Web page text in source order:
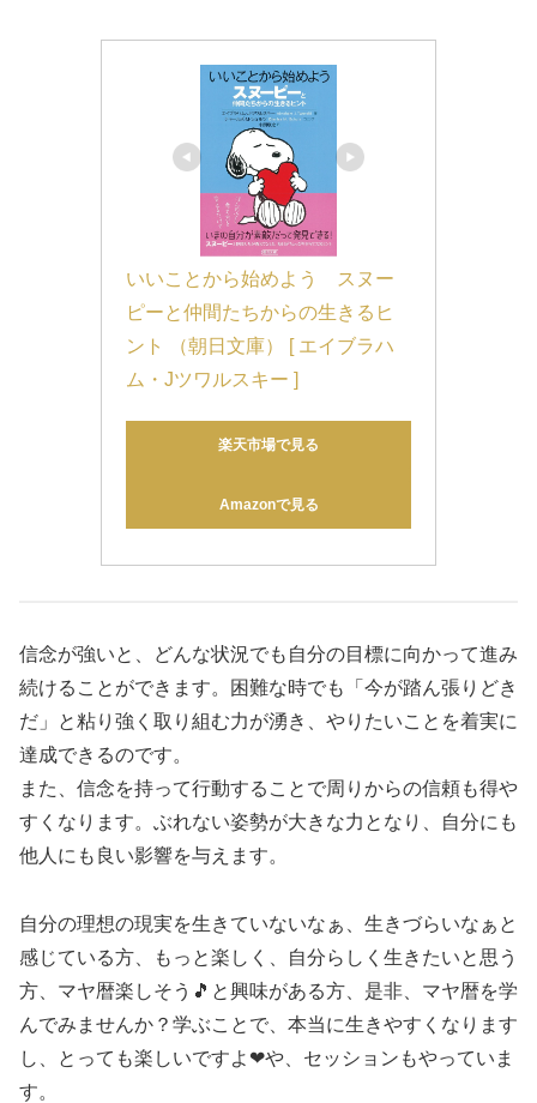
いいことから始めよう　スヌー
ピーと仲間たちからの生きるヒ
ント （朝日文庫） [ エイブラハ
ム・Jツワルスキー ]
楽天市場で見る
Amazonで見る
信念が強いと、どんな状況でも自分の目標に向かって進み
続けることができます。困難な時でも「今が踏ん張りどき
だ」と粘り強く取り組む力が湧き、やりたいことを着実に
達成できるのです。
また、信念を持って行動することで周りからの信頼も得や
すくなります。ぶれない姿勢が大きな力となり、自分にも
他人にも良い影響を与えます。
自分の理想の現実を生きていないなぁ、生きづらいなぁと
感じている方、もっと楽しく、自分らしく生きたいと思う
方、マヤ暦楽しそう🎵と興味がある方、是非、マヤ暦を学
んでみませんか？学ぶことで、本当に生きやすくなります
し、とっても楽しいですよ❤や、セッションもやっていま
す。